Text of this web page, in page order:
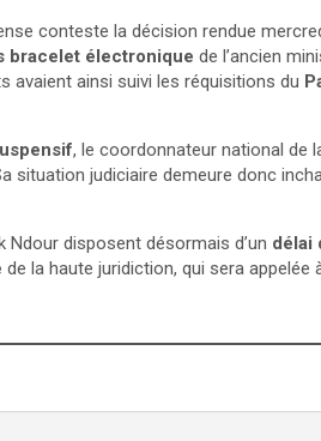
conteste la décision rendue
bracelet électronique de l’ancien
avaient ainsi suivi les réquisitions du
, le coordonnateur national de
situation judiciaire demeure donc
Ndour disposent désormais d’un délai
de la haute juridiction, qui sera